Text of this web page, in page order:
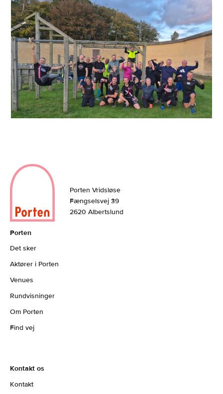
Porten Vridsløse
Fængselsvej 39
2620 Albertslund
Porten
Det sker
Aktører i Porten
Venues
Rundvisninger
Om Porten
Find vej
Kontakt os
Kontakt